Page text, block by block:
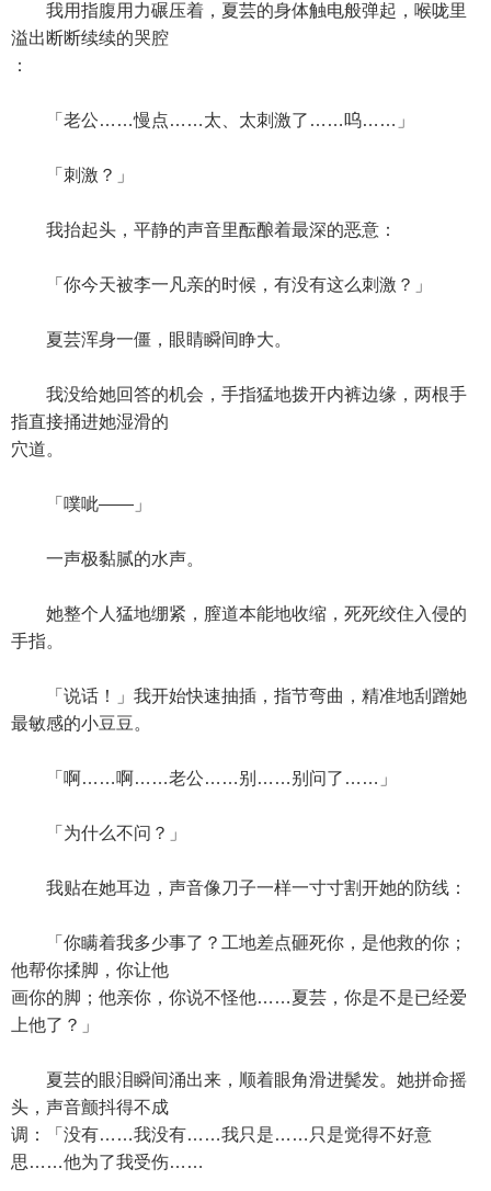
我用指腹用力碾压着，夏芸的身体触电般弹起，喉咙里
溢出断断续续的哭腔
：
「老公……慢点……太、太刺激了……呜……」
「刺激？」
我抬起头，平静的声音里酝酿着最深的恶意：
「你今天被李一凡亲的时候，有没有这么刺激？」
夏芸浑身一僵，眼睛瞬间睁大。
我没给她回答的机会，手指猛地拨开内裤边缘，两根手
指直接捅进她湿滑的
穴道。
「噗呲——」
一声极黏腻的水声。
她整个人猛地绷紧，膣道本能地收缩，死死绞住入侵的
手指。
「说话！」我开始快速抽插，指节弯曲，精准地刮蹭她
最敏感的小豆豆。
「啊……啊……老公……别……别问了……」
「为什么不问？」
我贴在她耳边，声音像刀子一样一寸寸割开她的防线：
「你瞒着我多少事了？工地差点砸死你，是他救的你；
他帮你揉脚，你让他
画你的脚；他亲你，你说不怪他……夏芸，你是不是已经爱
上他了？」
夏芸的眼泪瞬间涌出来，顺着眼角滑进鬓发。她拼命摇
头，声音颤抖得不成
调：「没有……我没有……我只是……只是觉得不好意
思……他为了我受伤……